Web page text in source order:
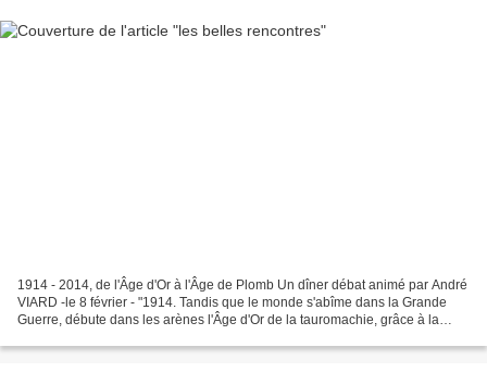
1914 - 2014, de l'Âge d'Or à l'Âge de Plomb Un dîner débat animé par André
VIARD -le 8 février - "1914. Tandis que le monde s'abîme dans la Grande
Guerre, débute dans les arènes l'Âge d'Or de la tauromachie, grâce à la